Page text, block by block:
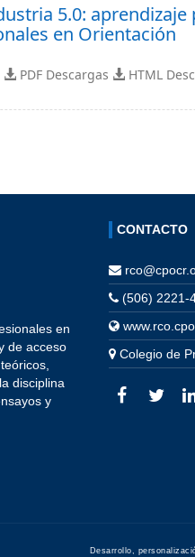
5.0:
en Orientación
PDF Descargas
HTML
en
de acceso
disciplina
y
CONTACTO
(506) 2221-
Colegio de
Desarrollo,